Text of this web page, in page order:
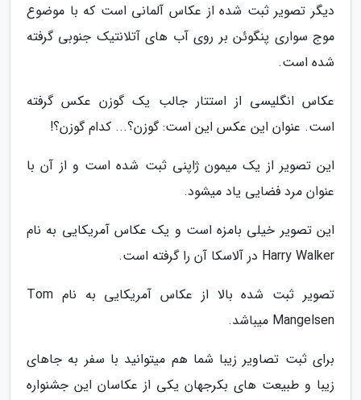
دیگر تصویر ثبت شده از عکاس آلمانی است که با موضوع
موج سواری پنگوئن بر روی آب های آتلانتیک جنوبی گرفته
شده است.
عکاس انگلیسی از استتار جالب یک گوزن عکس گرفته
است. عنوان این عکس این است: گوزن؟... کدام گوزن؟!
این تصویر از یک میمون ژاپنی ثبت شده است و از آن با
عنوان مرد فضایی یاد میشود.
این تصویر خیلی بامزه است و یک عکاس آمریکایی به نام
Harry Walker در آلاسکا آن را گرفته است.
تصویر ثبت شده بالا از عکاس آمریکایی به نام Tom
Mangelsen میباشد.
برای ثبت تصاویر زیبا شما هم میتوانید با سفر به جاهای
زیبا و طبیعت های بکرجهان یکی از عکاسان این جشنواره